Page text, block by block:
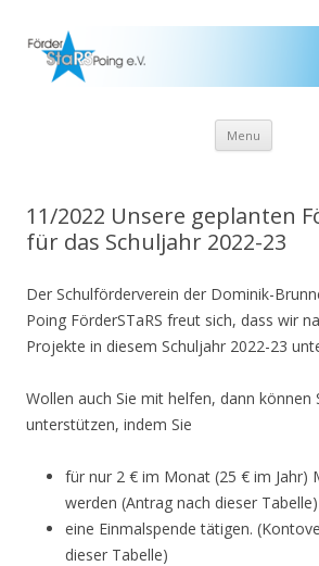
Menu Skip
11/2022 Unsere geplanten
für das Schuljahr 2022-23
Der Schulförderverein der Dominik-
Poing FörderSTaRS freut sich, dass wir
Projekte in diesem Schuljahr 2022-23
Wollen auch Sie mit helfen, dann können
unterstützen, indem Sie
für nur 2 € im Monat (25 € im Jahr)
werden (Antrag nach dieser Tabelle)
eine Einmalspende tätigen.
dieser Tabelle)